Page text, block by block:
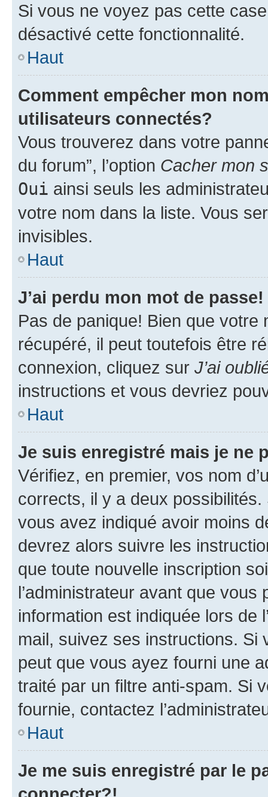
Si vous ne voyez pas cette
désactivé cette fonctionnalité.
Haut
Comment empêcher mon
utilisateurs connectés?
Vous trouverez dans votre
du forum”, l’option Cacher mon
Oui ainsi seuls les
votre nom dans la liste. Vous
invisibles.
Haut
J’ai perdu mon mot de passe!
Pas de panique! Bien que
récupéré, il peut toutefois être
connexion, cliquez sur J’ai
instructions et vous devriez
Haut
Je suis enregistré mais je ne
Vérifiez, en premier, vos nom
corrects, il y a deux
vous avez indiqué avoir moins
devrez alors suivre les
que toute nouvelle inscription
l’administrateur avant que
information est indiquée lors de
mail, suivez ses instructions. Si
peut que vous ayez fourni une
traité par un filtre anti-spam. Si
fournie, contactez
Haut
Je me suis enregistré par le